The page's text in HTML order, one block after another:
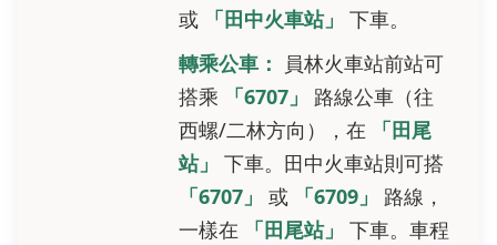
或
「田中火車站」
下車。
轉乘公車：
員林火車站前站可
搭乘
「6707」
路線公車（往
西螺/二林方向），在
「田尾
站」
下車。田中火車站則可搭
「6707」
或 「6709」
路線，
一樣在
「田尾站」
下車。車程